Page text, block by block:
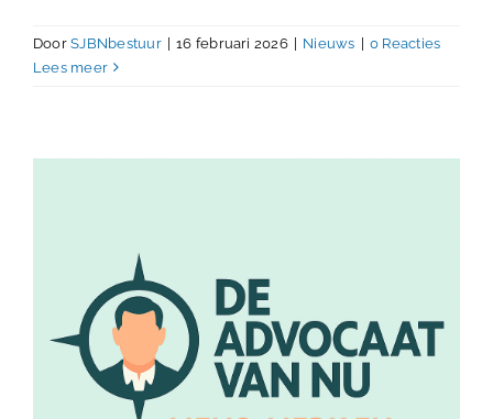
DoorSJBNbestuur | 16 februari 2026 | Nieuws | 0 Reacties
Lees meer
Ticketverkoop congres is gestart!
Nieuws